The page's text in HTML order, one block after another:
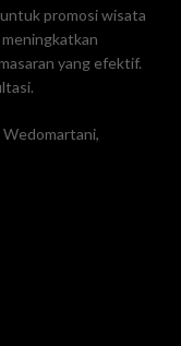
promosi wisata
yang efektif.
Wedomartani,